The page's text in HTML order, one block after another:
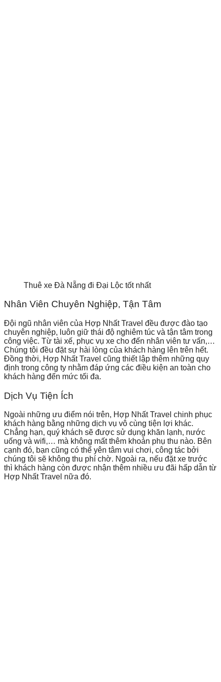
Thuê xe Đà Nẵng đi Đại Lộc tốt nhất
Nhân Viên Chuyên Nghiệp, Tận Tâm
Đội ngũ nhân viên của Hợp Nhất Travel đều được đào tạo
chuyên nghiệp, luôn giữ thái độ nghiêm túc và tận tâm trong
công việc. Từ tài xế, phục vụ xe cho đến nhân viên tư vấn,…
Chúng tôi đều đặt sự hài lòng của khách hàng lên trên hết.
Đồng thời, Hợp Nhất Travel cũng thiết lập thêm những quy
định trong công ty nhằm đáp ứng các điều kiện an toàn cho
khách hàng đến mức tối đa.
Dịch Vụ Tiện Ích
Ngoài những ưu điểm nói trên, Hợp Nhất Travel chinh phục
khách hàng bằng những dịch vụ vô cùng tiện lợi khác.
Chẳng hạn, quý khách sẽ được sử dụng khăn lạnh, nước
uống và wifi,… mà không mất thêm khoản phụ thu nào. Bên
cạnh đó, bạn cũng có thể yên tâm vui chơi, công tác bởi
chúng tôi sẽ không thu phí chờ. Ngoài ra, nếu đặt xe trước
thì khách hàng còn được nhận thêm nhiều ưu đãi hấp dẫn từ
Hợp Nhất Travel nữa đó.